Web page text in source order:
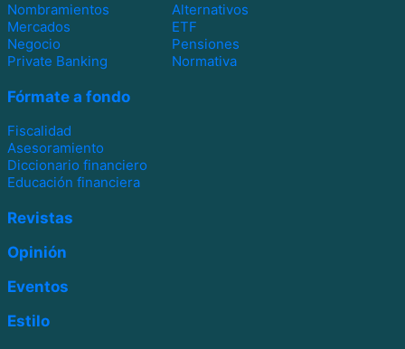
Nombramientos
Alternativos
Mercados
ETF
Negocio
Pensiones
Private Banking
Normativa
Fórmate a fondo
Fiscalidad
Asesoramiento
Diccionario financiero
Educación financiera
Revistas
Opinión
Eventos
Estilo